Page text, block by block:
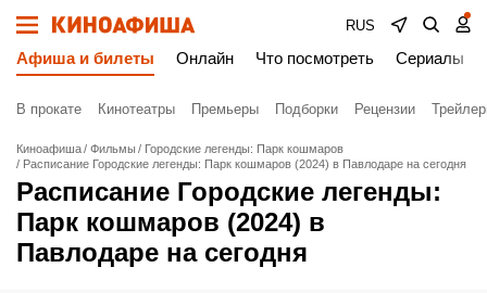
RUS
Афиша и билеты Онлайн Что посмотреть Сериалы
В прокате Кинотеатры Премьеры Подборки Рецензии
Киноафиша Фильмы
Городские легенды: Парк кошмаров
Расписание Городские легенды: Парк кошмаров (2024) в Павлодаре на сегодня
Расписание Городские легенды:
Парк кошмаров (2024) в
Павлодаре на сегодня